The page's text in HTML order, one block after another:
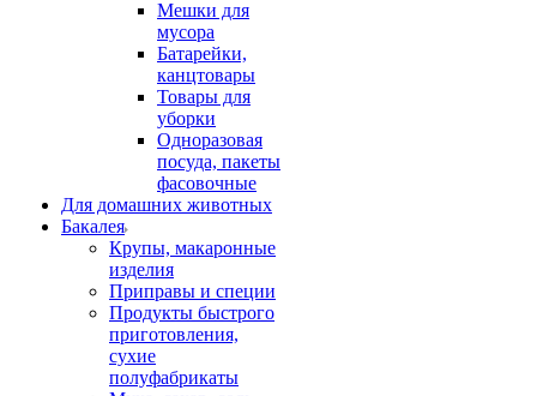
Мешки для
мусора
Батарейки,
канцтовары
Товары для
уборки
Одноразовая
посуда, пакеты
фасовочные
Для домашних животных
Бакалея
Крупы, макаронные
изделия
Приправы и специи
Продукты быстрого
приготовления,
сухие
полуфабрикаты